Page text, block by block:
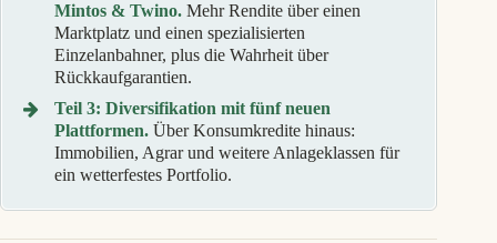
Mintos & Twino. Mehr Rendite über einen
Marktplatz und einen spezialisierten
Einzelanbahner, plus die Wahrheit über
Rückkaufgarantien.
Teil 3: Diversifikation mit fünf neuen
Plattformen. Über Konsumkredite hinaus:
Immobilien, Agrar und weitere Anlageklassen für
ein wetterfestes Portfolio.